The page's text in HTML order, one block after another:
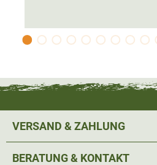
VERSAND & ZAHLUNG
BERATUNG & KONTAKT